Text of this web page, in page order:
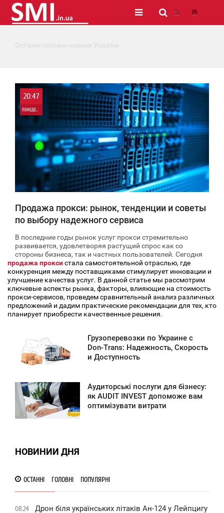
Останні головні новини України
20:47
ПОНЕДЕЛЬНИК
0
258
Продажа прокси: рынок, тенденции и советы
по выбору надежного сервиса
В последние годы рынок услуг прокси стремительно
развивается, удовлетворяя растущий спрос как со
стороны бизнеса, так и частных пользователей. Сегодня
продажа проксистала самостоятельной отраслью, где
конкуренция между поставщиками стимулирует инновации и
улучшение качества услуг. В данной статье мы рассмотрим
ключевые аспекты рынка, факторы, влияющие на стоимость
прокси-сервисов, проведем сравнительный анализ различных
предложений и дадим практические рекомендации для тех, кто
планирует приобрести качественные решения.
Грузоперевозки по Украине с
Don-Trans: Надежность, Скорость
и Доступность
Аудиторські послуги для бізнесу:
як AUDIT INVEST допоможе вам
оптимізувати витрати
НОВИНИИ ДНЯ
ОСТАННІ ГОЛОВНІ ПОПУЛЯРНІ
08:24
Дрон біля українських літаків Ан-124 у Лейпцигу